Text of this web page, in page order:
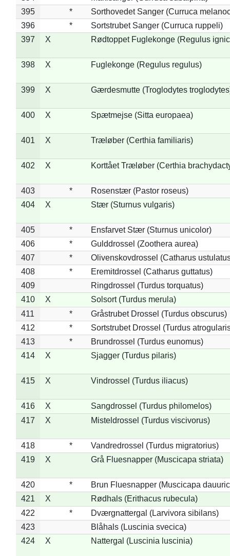
395
*
Sorthovedet Sanger (Curruca
396
*
Sortstrubet Sanger (Curruca ruppeli)
397
X Rødtoppet Fuglekonge (Regulus
398 X Fuglekonge (Regulus regulus)
399 X Gærdesmutte (Troglodytes
400 X Spætmejse (Sitta europaea)
401 X Træløber (Certhia familiaris)
402 X Korttået Træløber (Certhia
403 *
Rosenstær (Pastor roseus)
404
X Stær (Sturnus vulgaris)
405 *
Ensfarvet Stær (Sturnus unicolor)
406
*
Gulddrossel (Zoothera aurea)
407
*
Olivenskovdrossel (Catharus
408
*
Eremitdrossel (Catharus guttatus)
409
Ringdrossel (Turdus torquatus)
410
X
Solsort (Turdus merula)
411
*
Gråstrubet Drossel (Turdus obscurus)
412
*
Sortstrubet Drossel (Turdus
413
*
Brundrossel (Turdus eunomus)
414
X Sjagger (Turdus pilaris)
415 X Vindrossel (Turdus iliacus)
416 X
Sangdrossel (Turdus philomelos)
417
X Misteldrossel (Turdus viscivorus)
418 *
Vandredrossel (Turdus migratorius)
419
X Grå Fluesnapper (Muscicapa striata)
420 *
Brun Fluesnapper (Muscicapa
421
X
Rødhals (Erithacus rubecula)
422
*
Dværgnattergal (Larvivora sibilans)
423
Blåhals (Luscinia svecica)
424
X Nattergal (Luscinia luscinia)